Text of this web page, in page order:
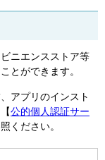
ニエンスストア等
とができます。
アプリのインスト
公的個人認証サー
ください。